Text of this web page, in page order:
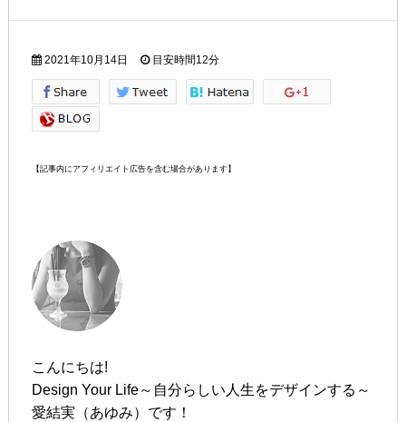
2021年10月14日 目安時間12分
【記事内にアフィリエイト広告を含む場合があります】
こんにちは!
Design Your Life～自分らしい人生をデザインする～
愛結実（あゆみ）です！